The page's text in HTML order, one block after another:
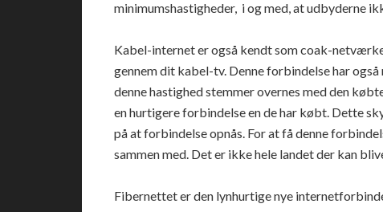
minimumshastigheder, i og med, at udbyderne
Kabel-internet er også kendt som coak-
gennem dit kabel-tv. Denne forbindelse har
denne hastighed stemmer overnes med den
en hurtigere forbindelse en de har købt. Dette
på at forbindelse opnås. For at få denne
sammen med. Det er ikke hele landet der kan
Fibernettet er den lynhurtige nye